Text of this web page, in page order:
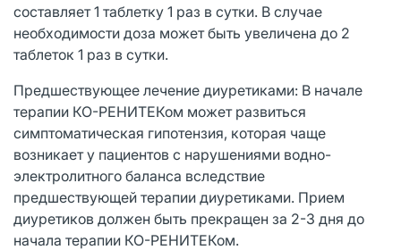
составляет 1 таблетку 1 раз в сутки. В случае
необходимости доза может быть увеличена до 2
таблеток 1 раз в сутки.
Предшествующее лечение диуретиками: В начале
терапии КО-РЕНИТЕКом может развиться
симптоматическая гипотензия, которая чаще
возникает у пациентов с нарушениями водно-
электролитного баланса вследствие
предшествующей терапии диуретиками. Прием
диуретиков должен быть прекращен за 2-3 дня до
начала терапии КО-РЕНИТЕКом.